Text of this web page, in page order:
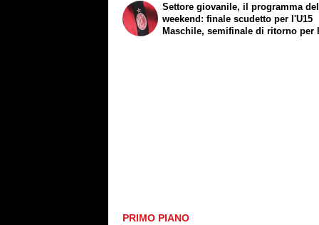
Settore giovanile, il programma del
weekend: finale scudetto per l'U15
Maschile, semifinale di ritorno per
PRIMO PIANO